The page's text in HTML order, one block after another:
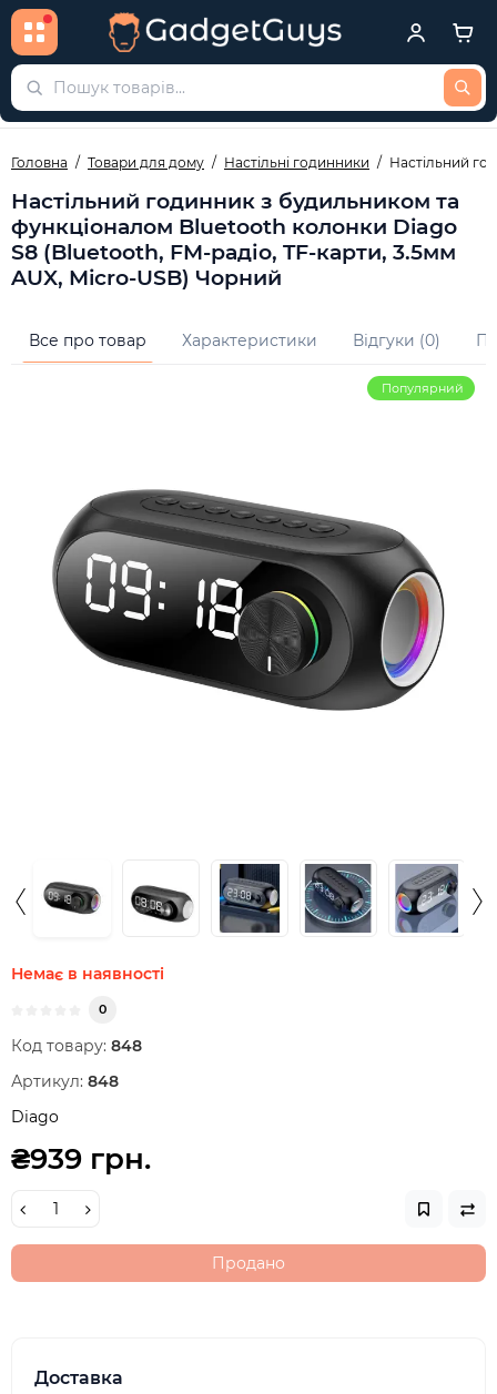
Головна Товари для дому Настільні годинники Настільний
Настільний годинник з будильником та
функціоналом Bluetooth колонки Diago
S8 (Bluetooth, FM-радіо, TF-карти, 3.5мм
AUX, Micro-USB) Чорний
Все про товар Характеристики Відгуки (0)
Популярний
Немає в наявності
0
Код товару: 848
Артикул: 848
Diago
₴939 грн.
Продано
Доставка